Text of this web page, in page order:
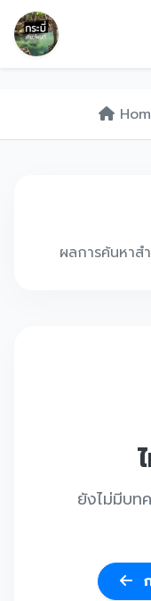
ผลการค้นหา
ยังไม่มีบท